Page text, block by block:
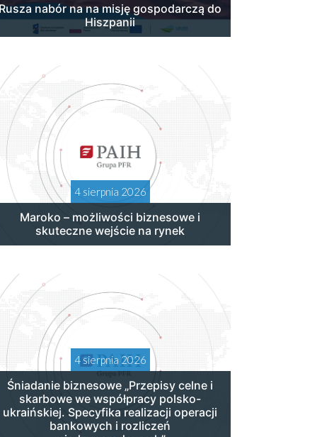
nabór na na misję gospodarczą do
Hiszpanii
4 sierpnia 2026
Maroko – możliwości biznesowe i
skuteczne wejście na rynek
4 sierpnia 2026
Śniadanie biznesowe „Przepisy celne i
skarbowe we współpracy polsko-
ukraińskiej. Specyfika realizacji operacji
bankowych i rozliczeń